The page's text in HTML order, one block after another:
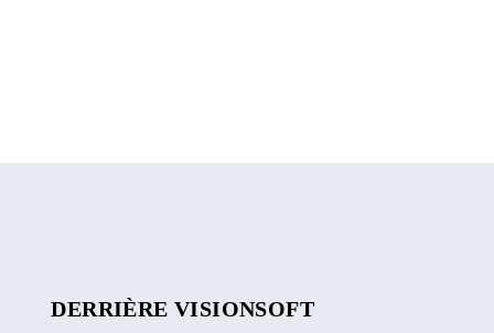
DERRIÈRE VISIONSOFT